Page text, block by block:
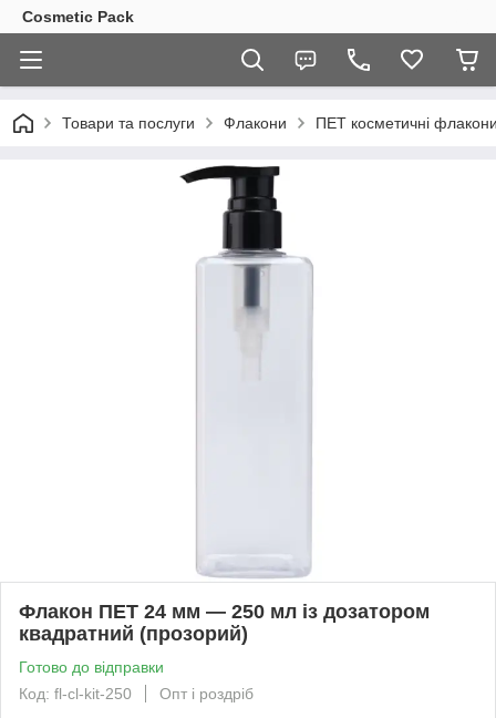
Cosmetic Pack
Товари та послуги Флакони ПЕТ косметичні
Флакон ПЕТ 24 мм — 250 мл із дозатором
квадратний (прозорий)
Готово до відправки
Код: fl-cl-kit-250
Опт і роздріб